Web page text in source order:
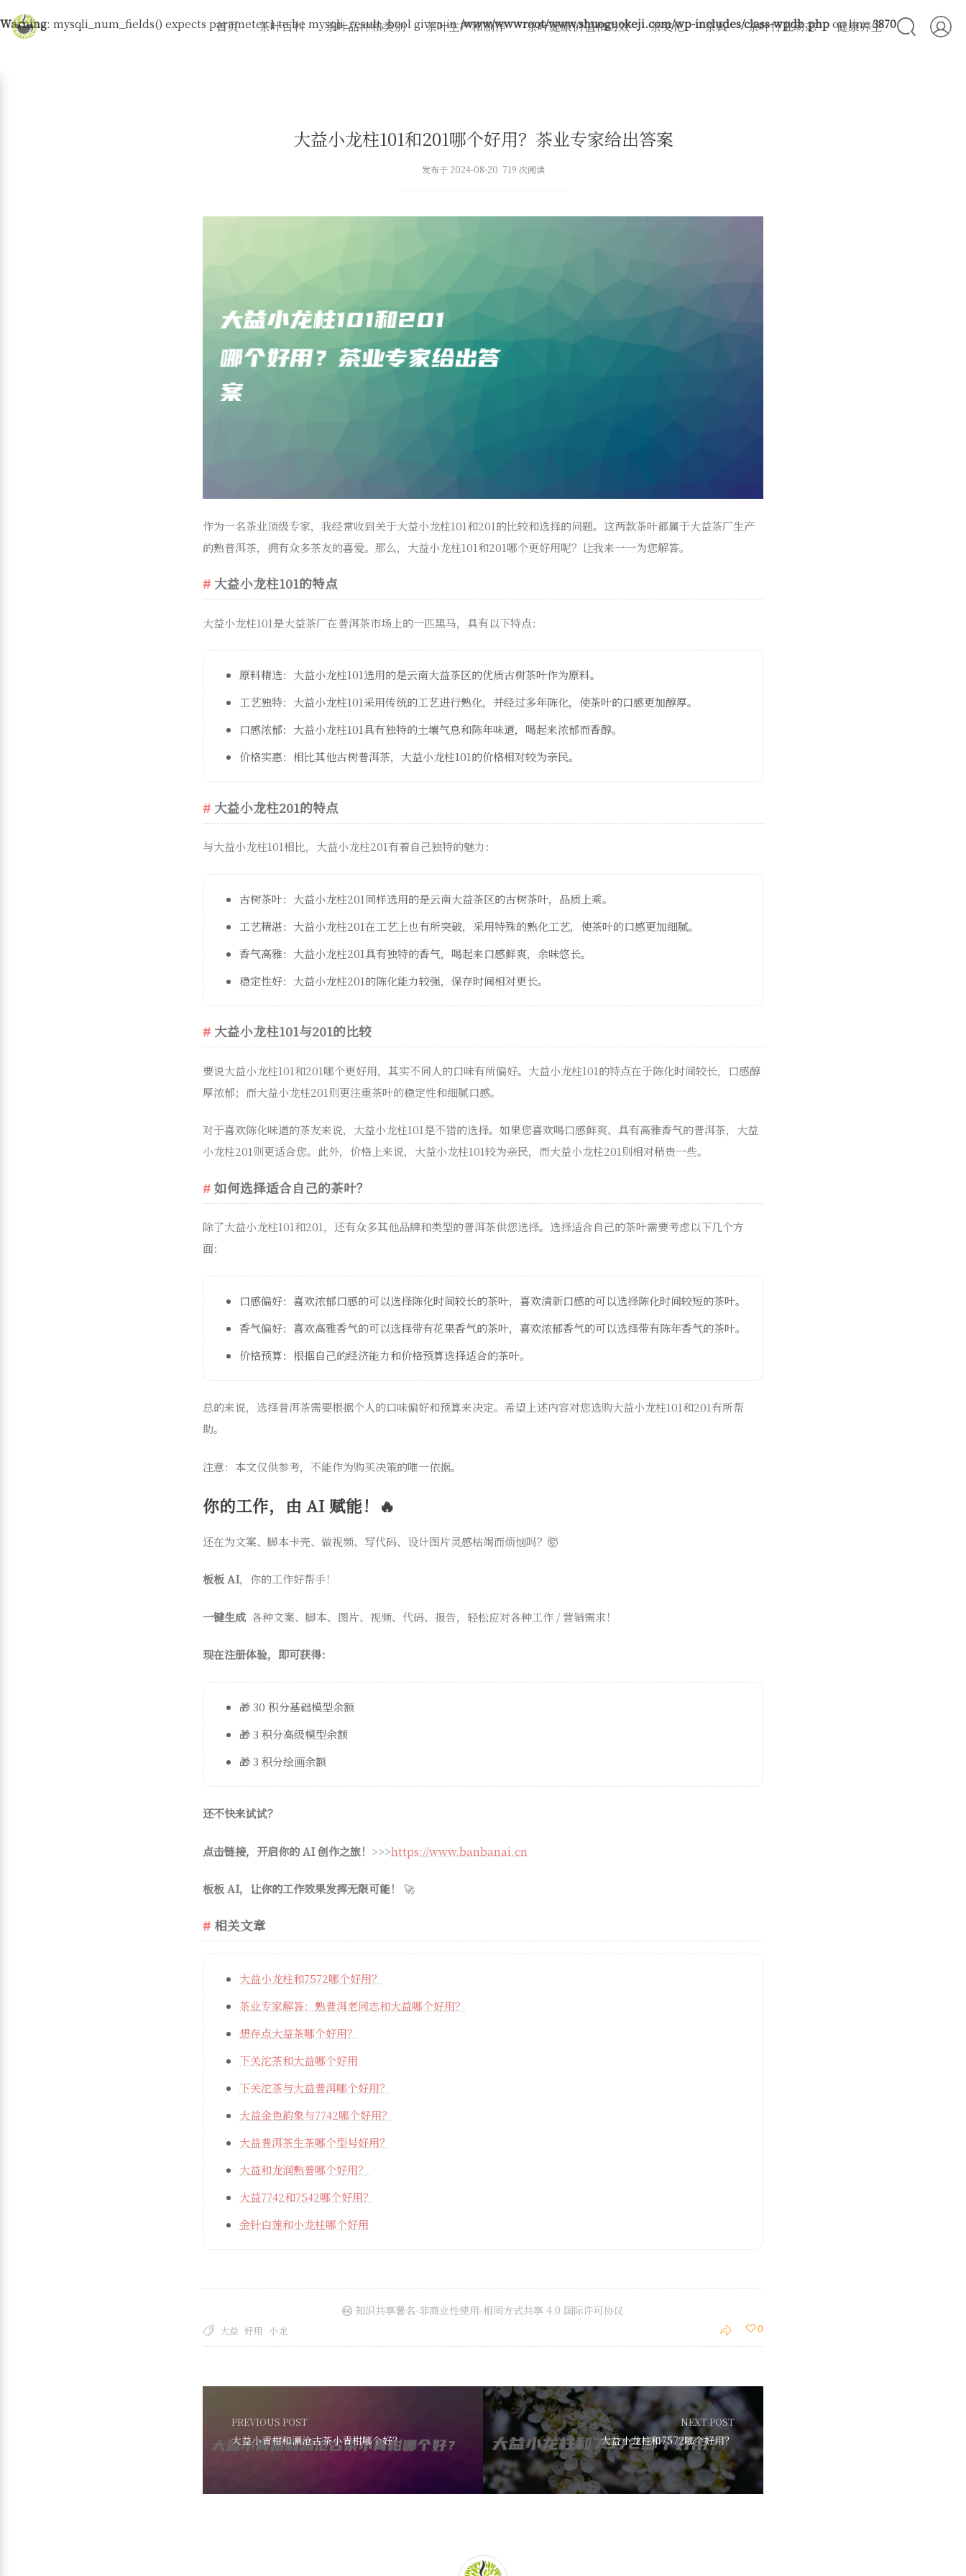
Warning: mysqli_num_fields() expects parameter 1 to be mysqli_result, bool given in/www/wwwroot/www.shuoguokeji.com/wp-includes/class-wpdb.phpon line3870
首页 茶叶百科 茶叶品种和类别 茶叶生产和制作 茶叶健康价值和功效 茶文化 茶具 茶叶行业动态 健康养生
大益小龙柱101和201哪个好用？茶业专家给出答案
发布于 2024-08-20 719 次阅读
作为一名茶业顶级专家，我经常收到关于大益小龙柱101和201的比较和选择的问题。这两款茶叶都属于大益茶厂生产
的熟普洱茶，拥有众多茶友的喜爱。那么，大益小龙柱101和201哪个更好用呢？让我来一一为您解答。
大益小龙柱101的特点
大益小龙柱101是大益茶厂在普洱茶市场上的一匹黑马，具有以下特点：
原料精选：大益小龙柱101选用的是云南大益茶区的优质古树茶叶作为原料。
工艺独特：大益小龙柱101采用传统的工艺进行熟化，并经过多年陈化，使茶叶的口感更加醇厚。
口感浓郁：大益小龙柱101具有独特的土壤气息和陈年味道，喝起来浓郁而香醇。
价格实惠：相比其他古树普洱茶，大益小龙柱101的价格相对较为亲民。
大益小龙柱201的特点
与大益小龙柱101相比，大益小龙柱201有着自己独特的魅力：
古树茶叶：大益小龙柱201同样选用的是云南大益茶区的古树茶叶，品质上乘。
工艺精湛：大益小龙柱201在工艺上也有所突破，采用特殊的熟化工艺，使茶叶的口感更加细腻。
香气高雅：大益小龙柱201具有独特的香气，喝起来口感鲜爽，余味悠长。
稳定性好：大益小龙柱201的陈化能力较强，保存时间相对更长。
大益小龙柱101与201的比较
要说大益小龙柱101和201哪个更好用，其实不同人的口味有所偏好。大益小龙柱101的特点在于陈化时间较长，口感醇
厚浓郁；而大益小龙柱201则更注重茶叶的稳定性和细腻口感。
对于喜欢陈化味道的茶友来说，大益小龙柱101是不错的选择。如果您喜欢喝口感鲜爽、具有高雅香气的普洱茶，大益
小龙柱201则更适合您。此外，价格上来说，大益小龙柱101较为亲民，而大益小龙柱201则相对稍贵一些。
如何选择适合自己的茶叶？
除了大益小龙柱101和201，还有众多其他品牌和类型的普洱茶供您选择。选择适合自己的茶叶需要考虑以下几个方
面：
口感偏好：喜欢浓郁口感的可以选择陈化时间较长的茶叶，喜欢清新口感的可以选择陈化时间较短的茶叶。
香气偏好：喜欢高雅香气的可以选择带有花果香气的茶叶，喜欢浓郁香气的可以选择带有陈年香气的茶叶。
价格预算：根据自己的经济能力和价格预算选择适合的茶叶。
总的来说，选择普洱茶需要根据个人的口味偏好和预算来决定。希望上述内容对您选购大益小龙柱101和201有所帮
助。
注意：本文仅供参考，不能作为购买决策的唯一依据。
你的工作，由 AI 赋能！🔥
还在为文案、脚本卡壳、做视频、写代码、设计图片灵感枯竭而烦恼吗？🤯
板板 AI，你的工作好帮手！
一键生成 各种文案、脚本、图片、视频、代码、报告，轻松应对各种工作 / 营销需求！
现在注册体验，即可获得：
🎁 30 积分基础模型余额
🎁 3 积分高级模型余额
🎁 3 积分绘画余额
还不快来试试？
点击链接，开启你的 AI 创作之旅！ >>>https://www.banbanai.cn
板板 AI，让你的工作效果发挥无限可能！ 🚀
相关文章
大益小龙柱和7572哪个好用？
茶业专家解答：熟普洱老同志和大益哪个好用？
想存点大益茶哪个好用？
下关沱茶和大益哪个好用
下关沱茶与大益普洱哪个好用？
大益金色韵象与7742哪个好用？
大益普洱茶生茶哪个型号好用？
大益和龙润熟普哪个好用？
大益7742和7542哪个好用？
金针白莲和小龙柱哪个好用
知识共享署名-非商业性使用-相同方式共享 4.0 国际许可协议
大益 好用 小龙 0
PREVIOUS POST
大益小青柑和澜沧古茶小青柑哪个好？
NEXT POST
大益小龙柱和7572哪个好用？